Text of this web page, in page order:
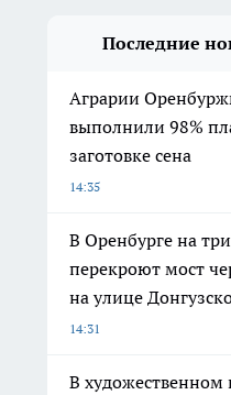
Последние
Аграрии
выполнили 98%
заготовке сена
14:35
В Оренбурге на
перекроют мост
на улице
14:31
В художественном